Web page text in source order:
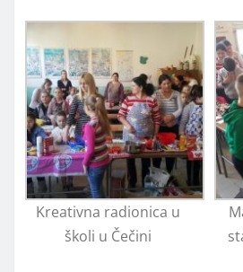
Kreativna radionica u
školi u Čečini